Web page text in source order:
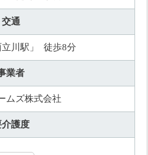
交通
立川駅」 徒歩8分
業者
ムズ株式会社
介護度